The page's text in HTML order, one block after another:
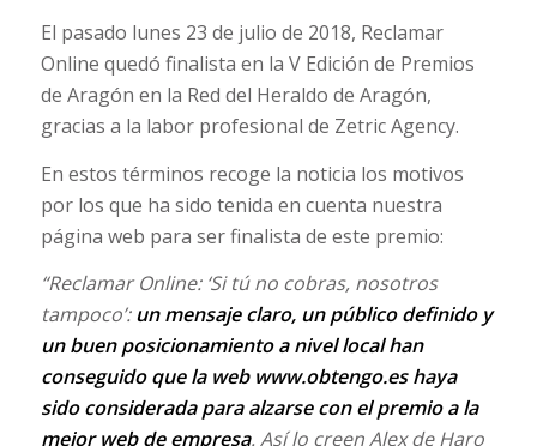
El pasado lunes 23 de julio de 2018, Reclamar
Online quedó finalista en la V Edición de Premios
de Aragón en la Red del Heraldo de Aragón,
gracias a la labor profesional de Zetric Agency.
En estos términos recoge la noticia los motivos
por los que ha sido tenida en cuenta nuestra
página web para ser finalista de este premio:
“Reclamar Online: ‘Si tú no cobras, nosotros
tampoco’:un mensaje claro, un público definido y
un buen posicionamiento a nivel local han
conseguido que la web www.obtengo.eshaya
sido considerada para alzarse con el premio a la
mejor web de empresa. Así lo creen Alex de Haro